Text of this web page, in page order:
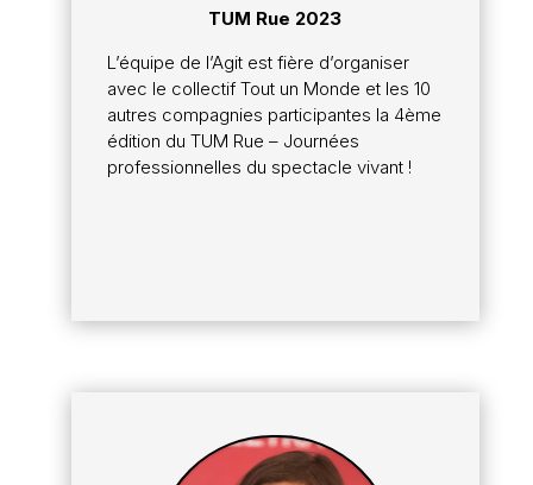
TUM Rue 2023
L’équipe de l’Agit est fière d’organiser
avec le collectif Tout un Monde et les 10
autres compagnies participantes la 4ème
édition du TUM Rue – Journées
professionnelles du spectacle vivant !